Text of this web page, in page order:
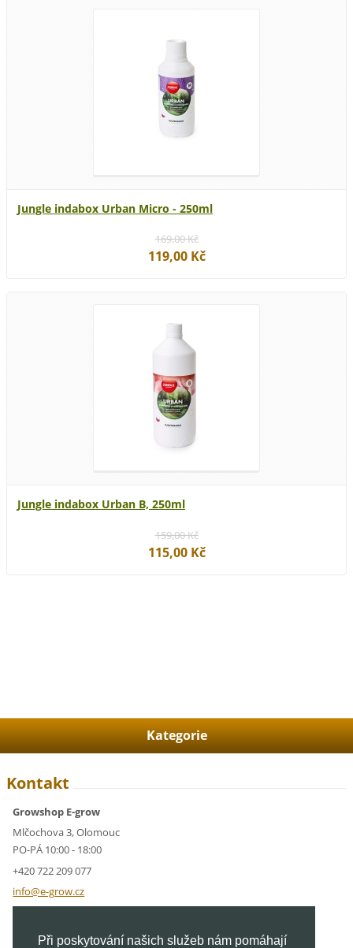
Při poskytování našich služeb nám pomáhají
Jungle indabox Urban Micro - 250ml
169,00 Kč
119,00 Kč
Jungle indabox Urban B, 250ml
159,00 Kč
115,00 Kč
Kategorie
Kontakt
Growshop E-grow
Mlčochova 3, Olomouc
PO-PÁ 10:00 - 18:00
+420 722 209 077
info@e-grow.cz
IČ: 05928591